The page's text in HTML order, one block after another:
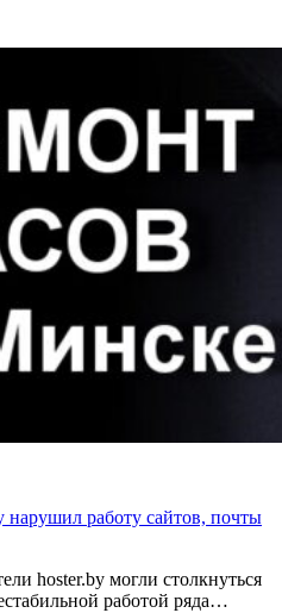
нарушил работу сайтов, почты
hoster.by могли столкнуться
работой ряда…